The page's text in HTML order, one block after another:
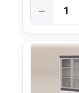
−